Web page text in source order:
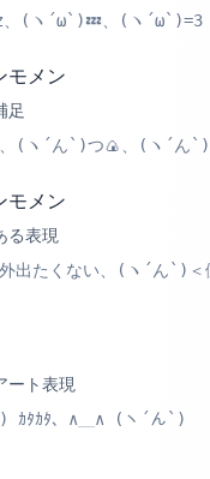
(ヽ´ω`)💤、(ヽ´ω`)=3
モメン
足
(ヽ´ん`)つ🍙、(ヽ´ん
モメン
る表現
出たくない、(ヽ´ん`)＜
ート表現
ｶﾀｶﾀ、∧＿∧ (ヽ´ん`)